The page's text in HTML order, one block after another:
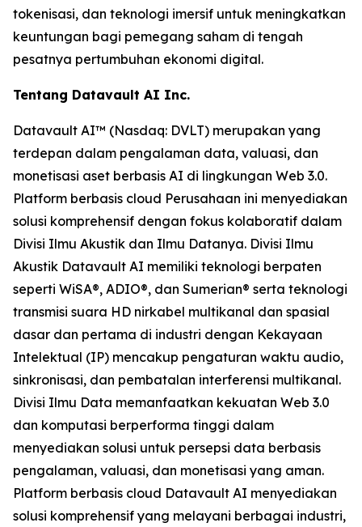
tokenisasi, dan teknologi imersif untuk meningkatkan
keuntungan bagi pemegang saham di tengah
pesatnya pertumbuhan ekonomi digital.
Tentang Datavault AI Inc.
Datavault AI™ (Nasdaq: DVLT) merupakan yang
terdepan dalam pengalaman data, valuasi, dan
monetisasi aset berbasis AI di lingkungan Web 3.0.
Platform berbasis cloud Perusahaan ini menyediakan
solusi komprehensif dengan fokus kolaboratif dalam
Divisi Ilmu Akustik dan Ilmu Datanya. Divisi Ilmu
Akustik Datavault AI memiliki teknologi berpaten
seperti WiSA®, ADIO®, dan Sumerian® serta teknologi
transmisi suara HD nirkabel multikanal dan spasial
dasar dan pertama di industri dengan Kekayaan
Intelektual (IP) mencakup pengaturan waktu audio,
sinkronisasi, dan pembatalan interferensi multikanal.
Divisi Ilmu Data memanfaatkan kekuatan Web 3.0
dan komputasi berperforma tinggi dalam
menyediakan solusi untuk persepsi data berbasis
pengalaman, valuasi, dan monetisasi yang aman.
Platform berbasis cloud Datavault AI menyediakan
solusi komprehensif yang melayani berbagai industri,